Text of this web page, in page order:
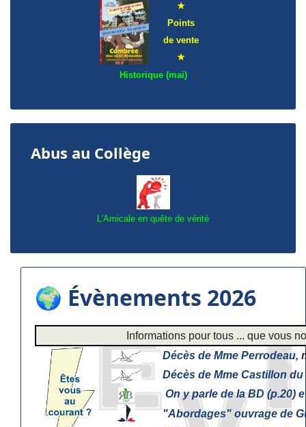
★
Points
de vente
★
Historique (mai)
Abus au Collège
L'Amicale en quête de vérité
🌍 Évènements 2026
Informations pour tous ... que vous
Décès de Mme Perrodeau,
Décès de Mme Castillon du
On y parle de la BD (p.20)
"Abordages" ouvrage de